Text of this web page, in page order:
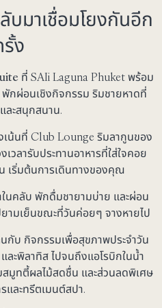
บมาเชื่อมโยงกันอีก
ง
ที่ SAIi Laguna Phuket พร้อม
พักผ่อนเชิงกิจกรรม ริมชายหาดที่
ละสนุกสนาน.
เน้นที่ Club Lounge ริมลากูนของ
วลารับประทานอาหารที่ใส่ใจคอย
เริ่มต้นการเดินทางของคุณ
ในคลับ พักดื่มชายามบ่าย และผ่อน
ามเย็นขณะที่วันค่อยๆ จางหายไป
นกับ กิจกรรมเพื่อสุขภาพประจำวัน
ละพิลาทิส ไปจนถึงแอโรบิกในน้ำ
มูทตี้ผลไม้สดชื่น และส่วนลดพิเศษ
และทรีตเมนต์สปา.